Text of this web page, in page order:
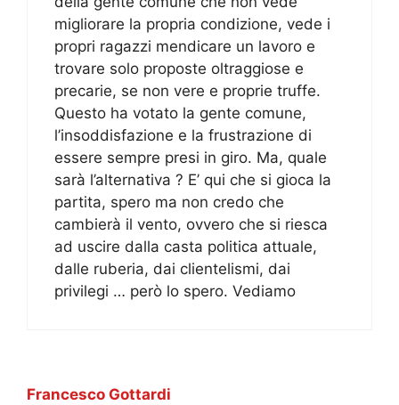
migliorare la propria condizione, vede i
propri ragazzi mendicare un lavoro e
trovare solo proposte oltraggiose e
precarie, se non vere e proprie truffe.
Questo ha votato la gente comune,
l’insoddisfazione e la frustrazione di
essere sempre presi in giro. Ma, quale
sarà l’alternativa ? E’ qui che si gioca la
partita, spero ma non credo che
cambierà il vento, ovvero che si riesca
ad uscire dalla casta politica attuale,
dalle ruberia, dai clientelismi, dai
privilegi … però lo spero. Vediamo
Francesco Gottardi